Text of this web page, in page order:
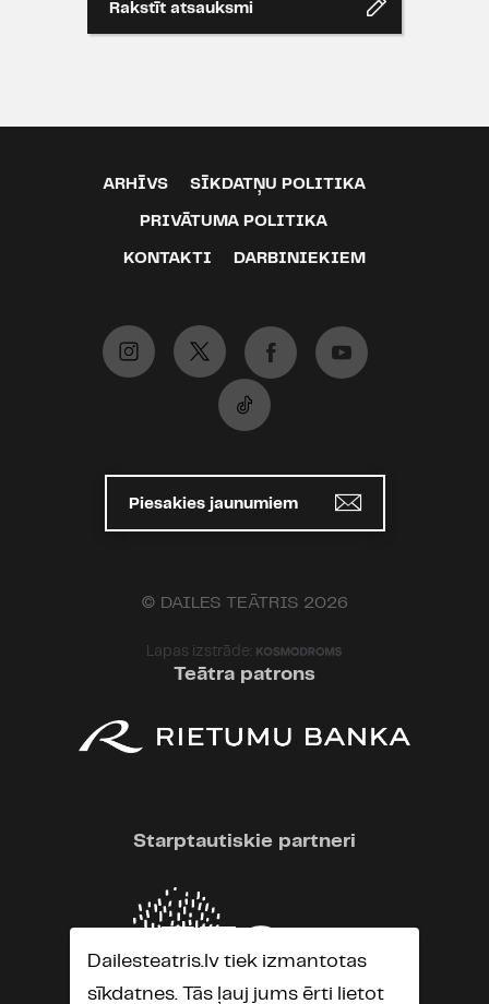
Rakstīt atsauksmi
ARHĪVS SĪKDATŅU POLITIKA
PRIVĀTUMA POLITIKA
KONTAKTI DARBINIEKIEM
Piesakies jaunumiem
© DAILES TEĀTRIS 2026
Lapas izstrāde:
Teātra patrons
Starptautiskie partneri
Dailesteatris.lv tiek izmantotas
sīkdatnes. Tās ļauj jums ērti lietot